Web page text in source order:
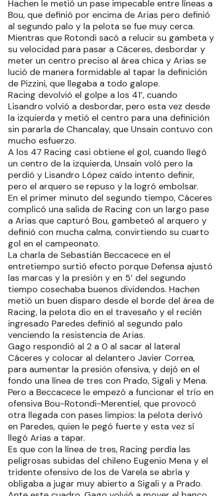
Hachen le metió un pase impecable entre líneas a
Bou, que definió por encima de Arias pero definió
al segundo palo y la pelota se fue muy cerca.
Mientras que Rotondi sacó a relucir su gambeta y
su velocidad para pasar a Cáceres, desbordar y
meter un centro preciso al área chica y Arias se
lució de manera formidable al tapar la definición
de Pizzini, que llegaba a todo galope.
Racing devolvió el golpe a los 41’, cuando
Lisandro volvió a desbordar, pero esta vez desde
la izquierda y metió el centro para una definición
sin pararla de Chancalay, que Unsain contuvo con
mucho esfuerzo.
A los 47 Racing casi obtiene el gol, cuando llegó
un centro de la izquierda, Unsain voló pero la
perdió y Lisandro López caído intento definir,
pero el arquero se repuso y la logró embolsar.
En el primer minuto del segundo tiempo, Cáceres
complicó una salida de Racing con un largo pase
a Arias que capturó Bou, gambeteó al arquero y
definió con mucha calma, convirtiendo su cuarto
gol en el campeonato.
La charla de Sebastián Beccacece en el
entretiempo surtió efecto porque Defensa ajustó
las marcas y la presión y en 5’ del segundo
tiempo cosechaba buenos dividendos. Hachen
metió un buen disparo desde el borde del área de
Racing, la pelota dio en el travesaño y el recién
ingresado Paredes definió al segundo palo
venciendo la resistencia de Arias.
Gago respondió al 2 a 0 al sacar al lateral
Cáceres y colocar al delantero Javier Correa,
para aumentar la presión ofensiva, y dejó en el
fondo una línea de tres con Prado, Sigali y Mena.
Pero a Beccacece le empezó a funcionar el trío en
ofensiva Bou-Rotondi-Merentiel, que provocó
otra llegada con pases limpios: la pelota derivó
en Paredes, quien le pegó fuerte y esta vez sí
llegó Arias a tapar.
Es que con la línea de tres, Racing perdía las
peligrosas subidas del chileno Eugenio Mena y el
tridente ofensivo de los de Varela se abría y
obligaba a jugar muy abierto a Sigali y a Prado.